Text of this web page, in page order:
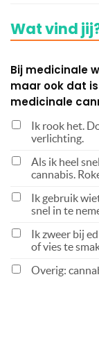
Wat vind
Bij medicinale
maar ook dat
medicinale
Ik rook het.
verlichting.
Als ik heel
cannabis.
Ik gebruik
snel in te
Ik zweer bij
of vies te
Overig: